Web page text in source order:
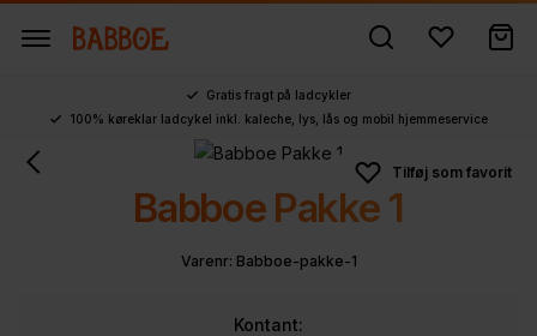
Gratis fragt på ladcykler
100% køreklar ladcykel inkl. kaleche, lys, lås og mobil hjemmeservice
Babboe Pakke 1
Varenr: Babboe-pakke-1
Kontant: